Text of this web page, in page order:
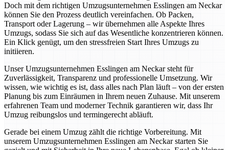
Doch mit dem richtigen Umzugsunternehmen Esslingen am Neckar
können Sie den Prozess deutlich vereinfachen. Ob Packen,
Transport oder Lagerung – wir übernehmen alle Aspekte Ihres
Umzugs, sodass Sie sich auf das Wesentliche konzentrieren können.
Ein Klick genügt, um den stressfreien Start Ihres Umzugs zu
initiieren.
Unser Umzugsunternehmen Esslingen am Neckar steht für
Zuverlässigkeit, Transparenz und professionelle Umsetzung. Wir
wissen, wie wichtig es ist, dass alles nach Plan läuft – von der ersten
Planung bis zum Einräumen in Ihrem neuen Zuhause. Mit unserem
erfahrenen Team und moderner Technik garantieren wir, dass Ihr
Umzug reibungslos und termingerecht abläuft.
Gerade bei einem Umzug zählt die richtige Vorbereitung. Mit
unserem Umzugsunternehmen Esslingen am Neckar starten Sie